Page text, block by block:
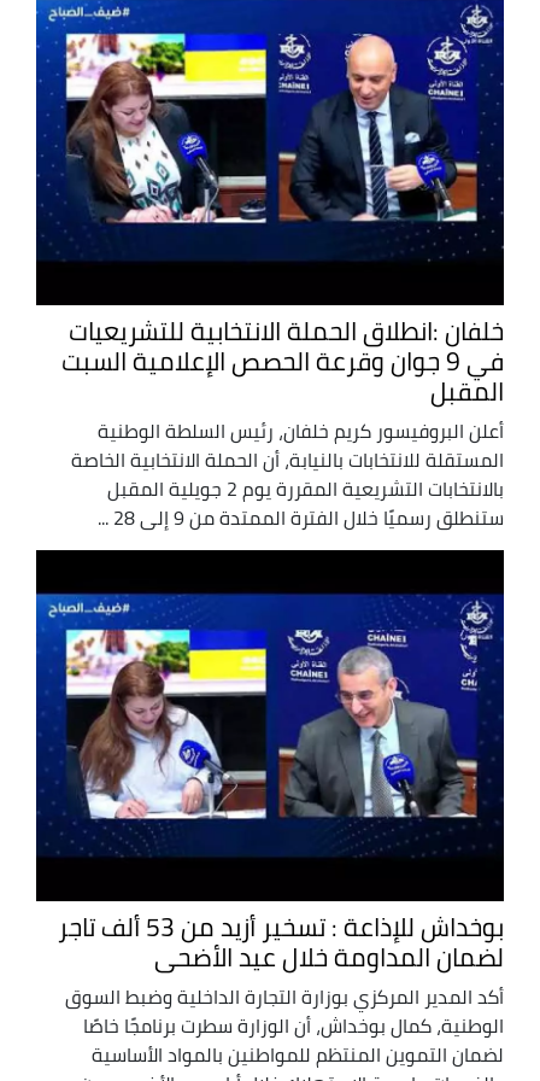
خلفان :انطلاق الحملة الانتخابية للتشريعيات
في 9 جوان وقرعة الحصص الإعلامية السبت
المقبل
أعلن البروفيسور كريم خلفان، رئيس السلطة الوطنية
المستقلة للانتخابات بالنيابة، أن الحملة الانتخابية الخاصة
بالانتخابات التشريعية المقررة يوم 2 جويلية المقبل
ستنطلق رسميًا خلال الفترة الممتدة من 9 إلى 28 ...
بوخداش للإذاعة : تسخير أزيد من 53 ألف تاجر
لضمان المداومة خلال عيد الأضحى
أكد المدير المركزي بوزارة التجارة الداخلية وضبط السوق
الوطنية، كمال بوخداش، أن الوزارة سطرت برنامجًا خاصًا
لضمان التموين المنتظم للمواطنين بالمواد الأساسية